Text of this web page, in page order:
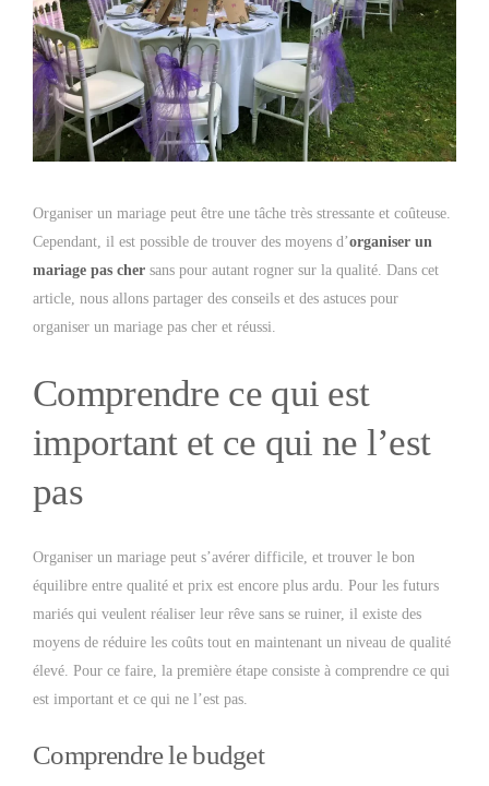
Organiser un mariage peut être une tâche très stressante et coûteuse.
Cependant, il est possible de trouver des moyens d’organiser un
mariage pas cher sans pour autant rogner sur la qualité. Dans cet
article, nous allons partager des conseils et des astuces pour
organiser un mariage pas cher et réussi.
Comprendre ce qui est
important et ce qui ne l’est
pas
Organiser un mariage peut s’avérer difficile, et trouver le bon
équilibre entre qualité et prix est encore plus ardu. Pour les futurs
mariés qui veulent réaliser leur rêve sans se ruiner, il existe des
moyens de réduire les coûts tout en maintenant un niveau de qualité
élevé. Pour ce faire, la première étape consiste à comprendre ce qui
est important et ce qui ne l’est pas.
Comprendre le budget